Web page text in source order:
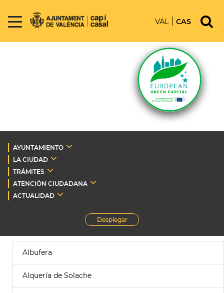
VAL CAS
AYUNTAMIENTO
LA CIUDAD
TRÁMITES
ATENCIÓN CIUDADANA
ACTUALIDAD
Desplegar
Albufera
Alquería de Solache